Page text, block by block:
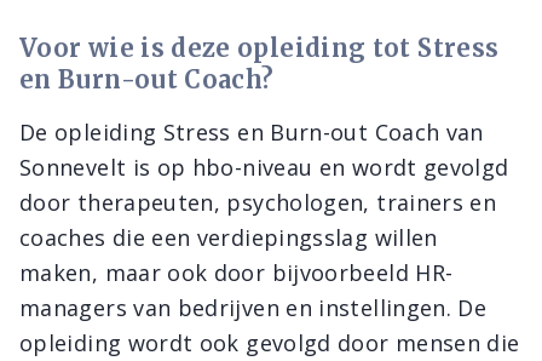
Voor wie is deze opleiding tot Stress
en Burn-out Coach?
De opleiding Stress en Burn-out Coach van
Sonnevelt is op hbo-niveau en wordt gevolgd
door therapeuten, psychologen, trainers en
coaches die een verdiepingsslag willen
maken, maar ook door bijvoorbeeld HR-
managers van bedrijven en instellingen. De
opleiding wordt ook gevolgd door mensen die